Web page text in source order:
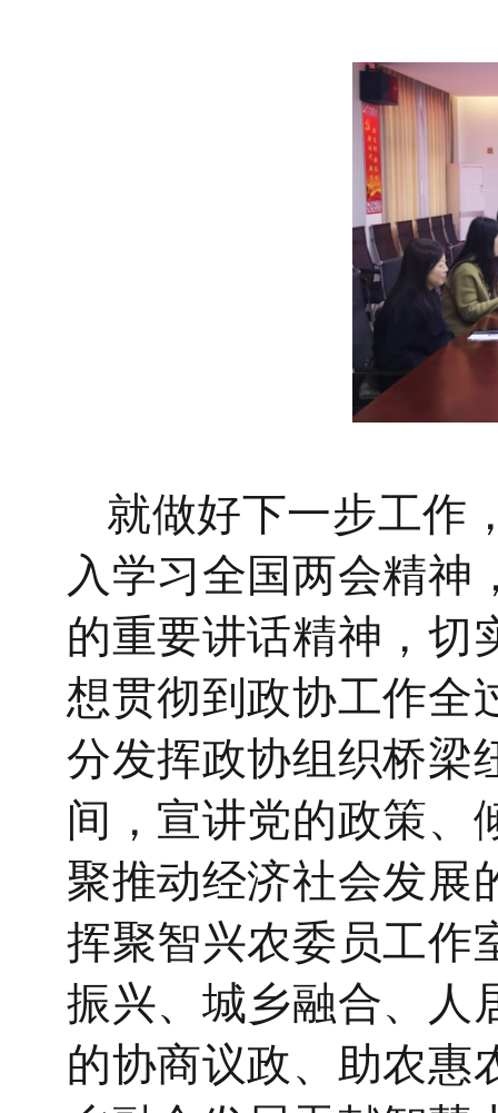
就做好下一步工作
入学习全国两会精神
的重要讲话精神， 切
想贯彻到政协工作全
分发挥政协组织桥梁
间，宣讲党的政策、
聚推动经济社会发展
挥聚智兴农委员工作
振兴、城乡融合、人
的协商议政、助农惠